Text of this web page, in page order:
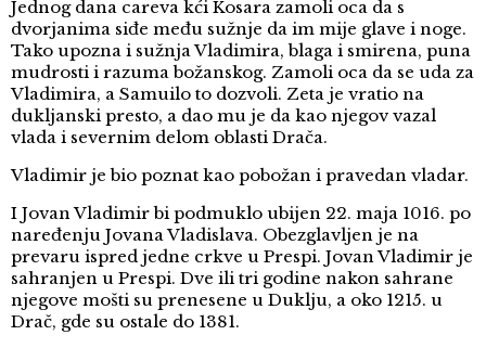
Jednog dana careva kći Kosara zamoli oca da s
dvorjanima siđe među sužnje da im mije glave i noge.
Tako upozna i sužnja Vladimira, blaga i smirena, puna
mudrosti i razuma božanskog. Zamoli oca da se uda za
Vladimira, a Samuilo to dozvoli. Zeta je vratio na
dukljanski presto, a dao mu je da kao njegov vazal
vlada i severnim delom oblasti Drača.
Vladimir je bio poznat kao pobožan i pravedan vladar.
I Jovan Vladimir bi podmuklo ubijen 22. maja 1016. po
naređenju Jovana Vladislava. Obezglavljen je na
prevaru ispred jedne crkve u Prespi. Jovan Vladimir je
sahranjen u Prespi. Dve ili tri godine nakon sahrane
njegove mošti su prenesene u Duklju, a oko 1215. u
Drač, gde su ostale do 1381.